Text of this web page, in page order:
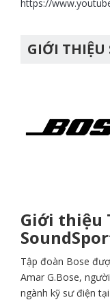
https://
GIỚI THIỆU
Giới thiệu
Tập đoàn Bose
Amar G.Bose,
ngành kỹ sư điện